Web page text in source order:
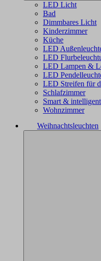
LED Licht
Bad
Dimmbares Licht
Kinderzimmer
Küche
LED
LED
LED Lampen &
LED
LED Streifen für
Schlafzimmer
Smart &
Wohnzimmer
Weihnachtsleuchten